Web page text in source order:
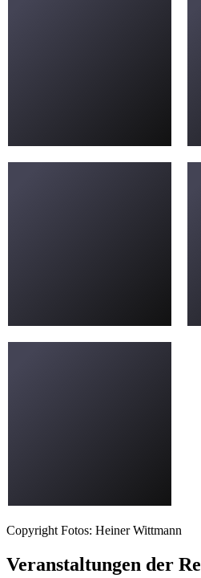
Copyright Fotos: Heiner Wittmann
Veranstaltungen der